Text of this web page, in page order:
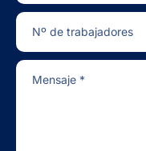
Nº de trabajadores
Mensaje *